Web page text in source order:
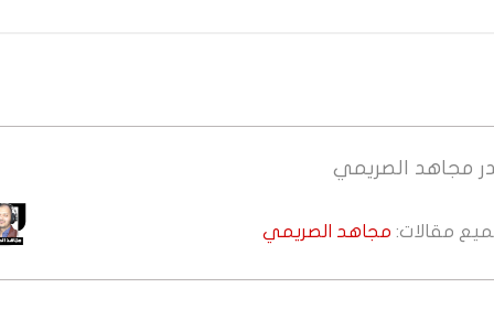
مجاهد الصريمي
مقالات: مجاهد الصريمي